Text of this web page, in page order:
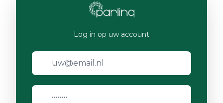
Log in op uw account